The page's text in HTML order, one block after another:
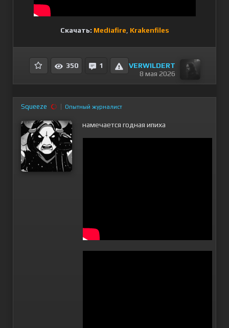
Скачать: Mediafire Krakenfiles
350 1
VERWILDERT
8 мая 2026
Squeeze Опытный журналист
намечается годная ипиха